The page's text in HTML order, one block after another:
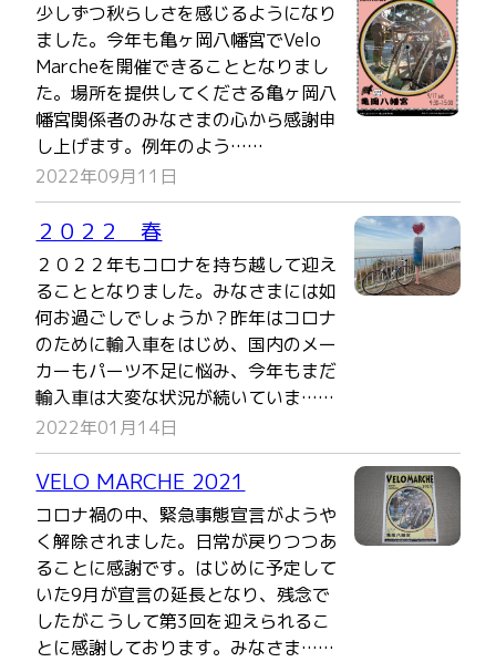
少しずつ秋らしさを感じるようになり
ました。今年も亀ヶ岡八幡宮でVelo
Marcheを開催できることとなりまし
た。場所を提供してくださる亀ヶ岡八
幡宮関係者のみなさまの心から感謝申
し上げます。例年のよう……
2022年09月11日
２０２２ 春
２０２２年もコロナを持ち越して迎え
ることとなりました。みなさまには如
何お過ごしでしょうか？昨年はコロナ
のために輸入車をはじめ、国内のメー
カーもパーツ不足に悩み、今年もまだ
輸入車は大変な状況が続いていま……
2022年01月14日
VELO MARCHE 2021
コロナ禍の中、緊急事態宣言がようや
く解除されました。日常が戻りつつあ
ることに感謝です。はじめに予定して
いた9月が宣言の延長となり、残念で
したがこうして第3回を迎えられるこ
とに感謝しております。みなさま……